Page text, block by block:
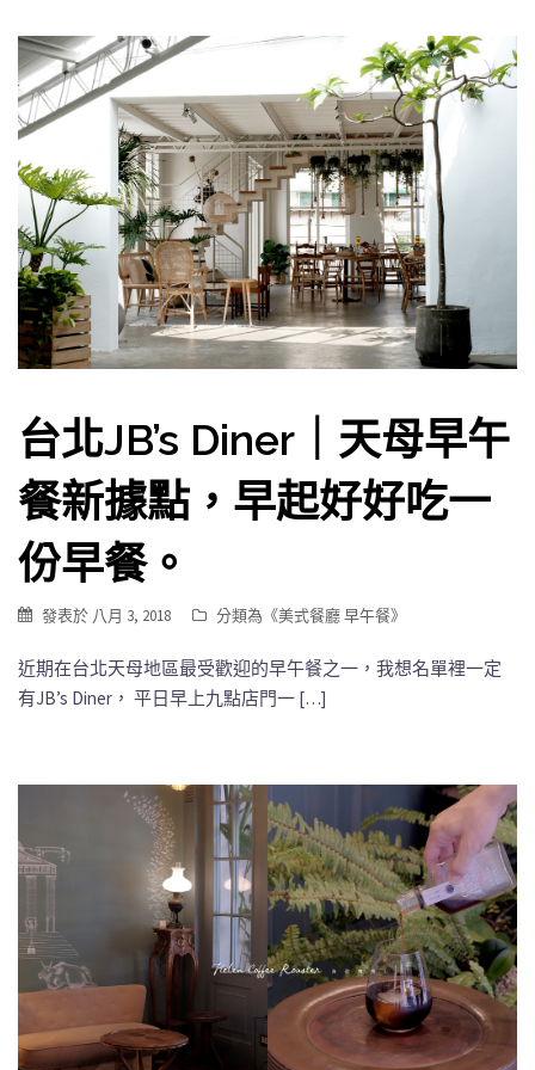
台北JB’s Diner｜天母早午
餐新據點，早起好好吃一
份早餐。
發表於 八月 3, 2018 分類為《美式餐廳 早午餐》
近期在台北天母地區最受歡迎的早午餐之一，我想名單裡一定
有JB’s Diner， 平日早上九點店門一 […]